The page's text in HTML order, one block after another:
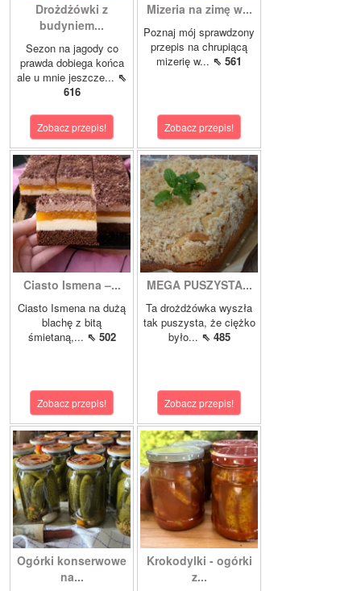
Drożdżówki z
budyniem...
Sezon na jagody co
prawda dobiega końca
ale u mnie jeszcze... ⇖
616
Zobacz przepis!
Mizeria na zimę w...
Poznaj mój sprawdzony
przepis na chrupiącą
mizerię w... ⇖ 561
Zobacz przepis!
Ciasto Ismena –...
Ciasto Ismena na dużą
blachę z bitą
śmietaną,... ⇖ 502
Zobacz przepis!
MEGA PUSZYSTA...
Ta drożdżówka wyszła
tak puszysta, że ciężko
było... ⇖ 485
Zobacz przepis!
Ogórki konserwowe
na...
Krokodylki - ogórki
z...